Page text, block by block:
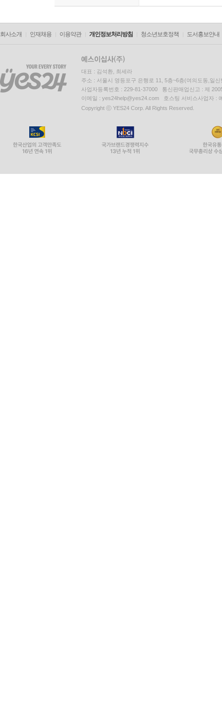
회사소개 인재채용 이용약관 개인정보처리방침 청소년보호정책 도서홍보안내
대표 : 김석환, 최세라
주소 : 서울시 영등포구 은행로 11, 5층~6층(여의도동,일신
사업자등록번호 : 229-81-37000 통신판매업신고 : 제
이메일 : yes24help@yes24.com 호스팅 서비스사업자 :
Copyright ⓒ YES24 Corp. All Rights Reserved.